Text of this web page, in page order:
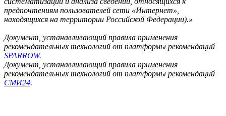
предпочтениям пользователей сети «Интернет»,
находящихся на территории Российской Федерации).»
Документ, устанавливающий правила применения
рекомендательных технологий от платформы рекомендаций
SPARROW.
Документ, устанавливающий правила применения
рекомендательных технологий от платформы рекомендаций
СМИ24.